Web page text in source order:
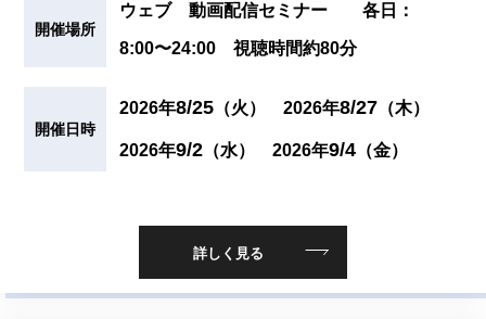
開催場所
ウェブ 動画配信セミナー 各日：
8:00〜24:00 視聴時間約80分
開催日時
2026年8/25 （火） 2026年8/27 （木）
2026年9/2 （水） 2026年9/4 （金）
詳しく見る